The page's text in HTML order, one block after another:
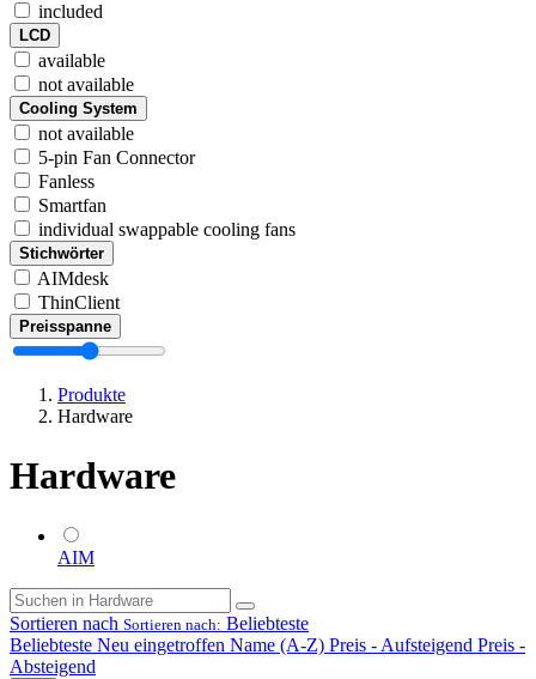
included
LCD
available
not available
Cooling System
not available
5-pin Fan Connector
Fanless
Smartfan
individual swappable cooling fans
Stichwörter
AIMdesk
ThinClient
Preisspanne
Produkte
Hardware
Hardware
AIM
Sortieren nach Sortieren nach: Beliebteste
Beliebteste Neu eingetroffen Name (A-Z) Preis - Aufsteigend Preis -
Absteigend